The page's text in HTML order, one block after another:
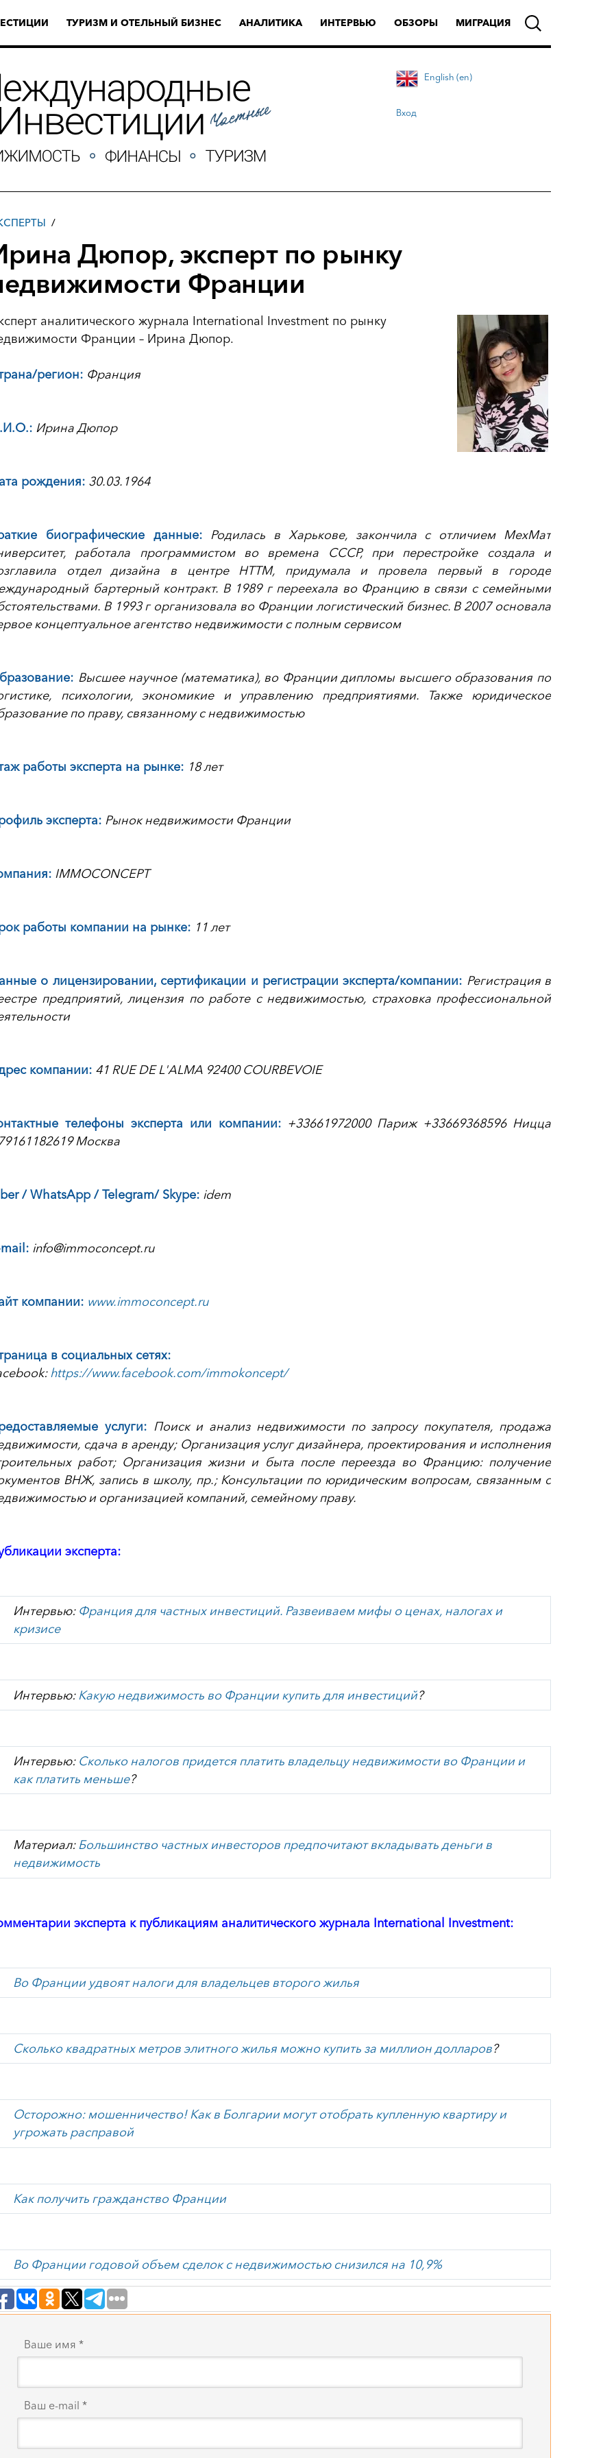
ТУРИЗМ И ОТЕЛЬНЫЙ БИЗНЕС АНАЛИТИКА ИНТЕРВЬЮ ОБЗОРЫ МИГРАЦИЯ
English (en)
Вход
Дюпор, эксперт по рынку
Франции
аналитического журнала International Investment по рынку
Франции – Ирина Дюпор.
регион: Франция
Ирина Дюпор
рождения: 30.03.1964
биографические данные:
Родилась в Харькове, закончила с отличием МехМат
работала программистом во времена СССР, при перестройке создала и
отдел дизайна в центре НТТМ, придумала и провела первый в городе
бартерный контракт. В 1989 г переехала во Францию в связи с семейными
В 1993 г организовала во Франции логистический бизнес. В 2007 основала
концептуальное агентство недвижимости с полным сервисом
Высшее научное (математика), во Франции дипломы высшего образования по
психологии, экономикие и управлению предприятиями. Также юридическое
по праву, связанному с недвижимостью
работы эксперта на рынке: 18 лет
эксперта: Рынок недвижимости Франции
IMMOCONCEPT
работы компании на рынке: 11 лет
о лицензировании, сертификации и регистрации эксперта/компании: Регистрация в
предприятий, лицензия по работе с недвижимостью, страховка профессиональной
компании: 41 RUE DE L'ALMA 92400 COURBEVOIE
телефоны эксперта или компании: +33661972000 Париж +33669368596 Ницца
Москва
/ WhatsApp / Telegram/ Skype: idem
info@immoconcept.ru
компании: www.immoconcept.ru
в социальных сетях:
https://www.facebook.com/immokoncept/
услуги: Поиск и анализ недвижимости по запросу покупателя, продажа
сдача в аренду; Организация услуг дизайнера, проектирования и исполнения
работ; Организация жизни и быта после переезда во Францию: получение
ВНЖ, запись в школу, пр.; Консультации по юридическим вопросам, связанным с
и организацией компаний, семейному праву.
эксперта:
Интервью: Франция для частных инвестиций. Развеиваем мифы о ценах, налогах и
кризисе
Интервью:Какую недвижимость во Франции купить для инвестиций?
Интервью: Сколько налогов придется платить владельцу недвижимости во Франции и
как платить меньше?
Материал:Большинство частных инвесторов предпочитают вкладывать деньги в
недвижимость
эксперта к публикациям аналитического журнала International Investment:
Во Франции удвоят налоги для владельцев второго жилья
Сколько квадратных метров элитного жилья можно купить за миллион долларов?
Осторожно: мошенничество! Как в Болгарии могут отобрать купленную квартиру и
угрожать расправой
Как получить гражданство Франции
Во Франции годовой объем сделок с недвижимостью снизился на 10,9%
Ваше имя *
Ваш e-mail *